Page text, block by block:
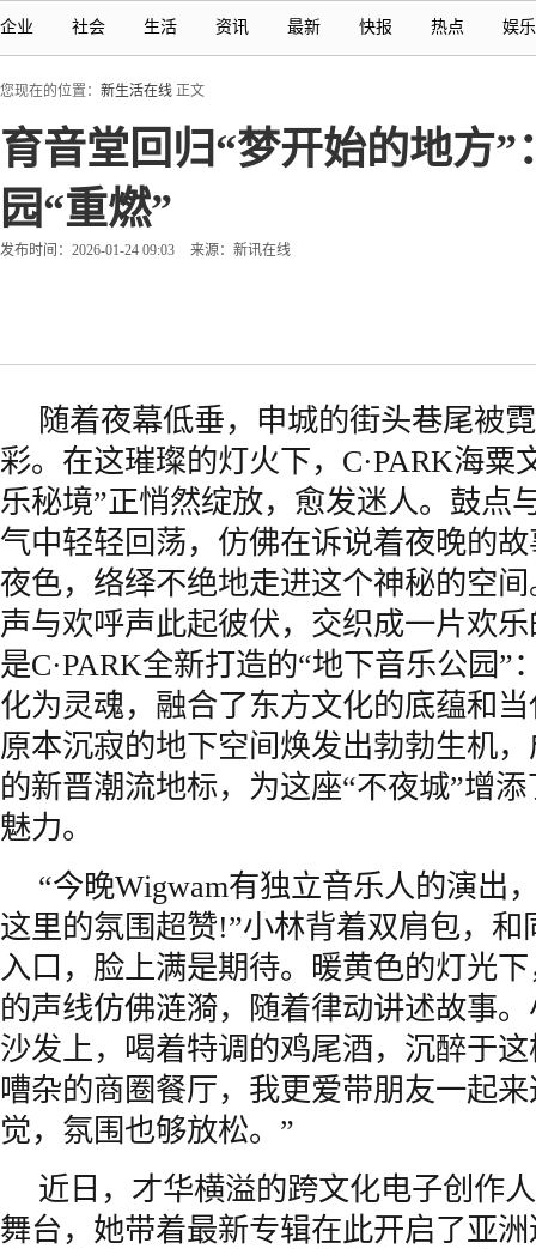
企业 社会 生活 资讯 最新 快报 热点 娱乐
您现在的位置： 新生活在线 正文
育音堂回归“梦开始的地方
园“重燃”
发布时间：2026-01-24 09:03 来源：新讯在线
随着夜幕低垂，申城的街头巷尾被
彩。在这璀璨的灯火下，C·PARK海粟
乐秘境”正悄然绽放，愈发迷人。鼓点
气中轻轻回荡，仿佛在诉说着夜晚的
夜色，络绎不绝地走进这个神秘的空
声与欢呼声此起彼伏，交织成一片欢
是C·PARK全新打造的“地下音乐公园”
化为灵魂，融合了东方文化的底蕴和
原本沉寂的地下空间焕发出勃勃生机
的新晋潮流地标，为这座“不夜城”增
魅力。
“今晚Wigwam有独立音乐人的演出
这里的氛围超赞!”小林背着双肩包，和
入口，脸上满是期待。暖黄色的灯光下
的声线仿佛涟漪，随着律动讲述故事
沙发上，喝着特调的鸡尾酒，沉醉于
嘈杂的商圈餐厅，我更爱带朋友一起
觉，氛围也够放松。”
近日，才华横溢的跨文化电子创作
舞台，她带着最新专辑在此开启了亚